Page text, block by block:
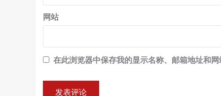
网站
在此浏览器中保存我的显示名称、邮箱地址和